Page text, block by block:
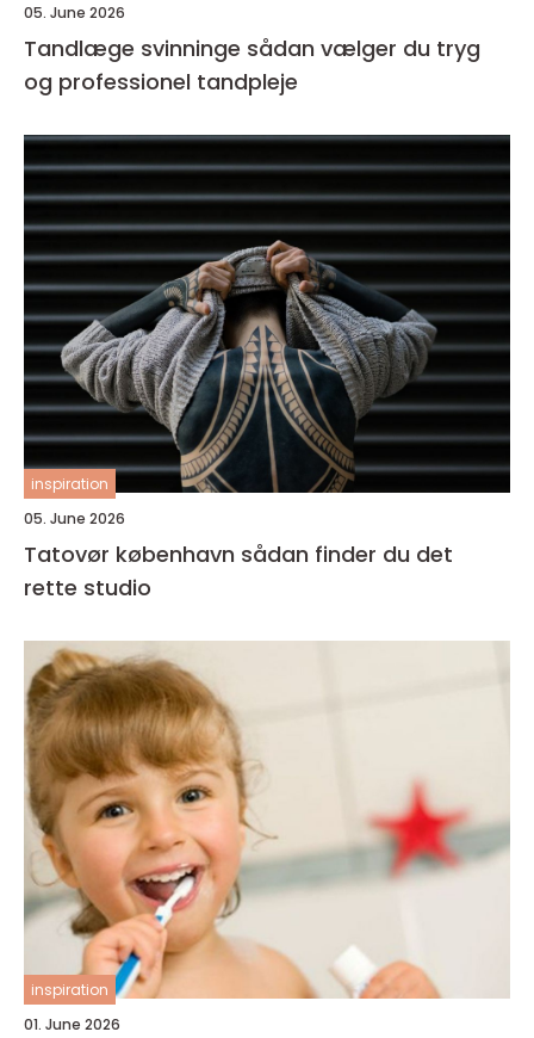
05. June 2026
Tandlæge svinninge sådan vælger du tryg
og professionel tandpleje
inspiration
05. June 2026
Tatovør københavn sådan finder du det
rette studio
inspiration
01. June 2026